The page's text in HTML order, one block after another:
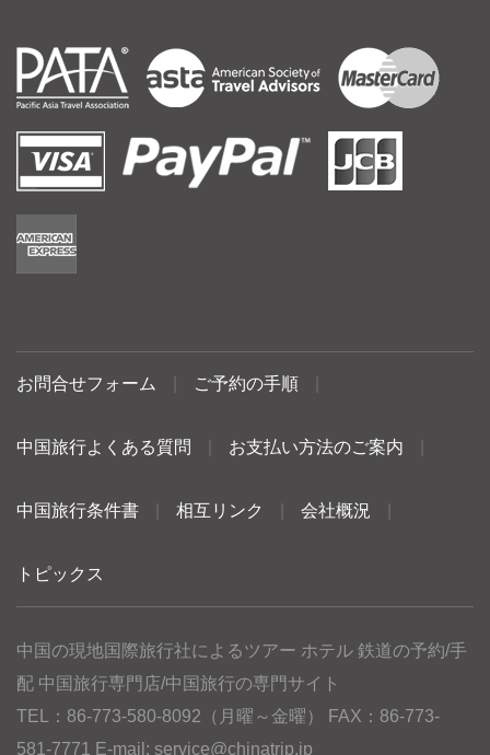
お問合せフォーム ご予約の手順
中国旅行よくある質問 お支払い方法のご案内
中国旅行条件書 相互リンク 会社概況
トピックス
中国の現地国際旅行社によるツアー ホテル 鉄道の予約/手
配 中国旅行専門店/中国旅行の専門サイト
TEL：86-773-580-8092（月曜～金曜） FAX：86-773-
581-7771 E-mail: service@chinatrip.jp